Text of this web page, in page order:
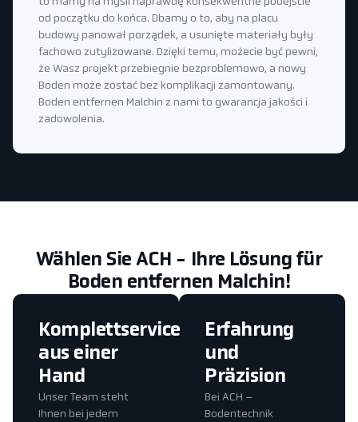
od początku do końca. Dbamy o to, aby na placu
budowy panował porządek, a usunięte materiały były
fachowo zutylizowane. Dzięki temu, możecie być pewni,
że Wasz projekt przebiegnie bezproblemowo, a nowy
Boden może zostać bez komplikacji zamontowany.
Boden entfernen Malchin z nami to gwarancja jakości i
zadowolenia.
Wählen Sie ACH - Ihre Lösung für
Boden entfernen Malchin!
Erfahrung
und
Präzision
Bei ACH –
Bodentechnik
Komplettservice
aus einer
Hand
Unser Team steht
Ihnen bei jedem